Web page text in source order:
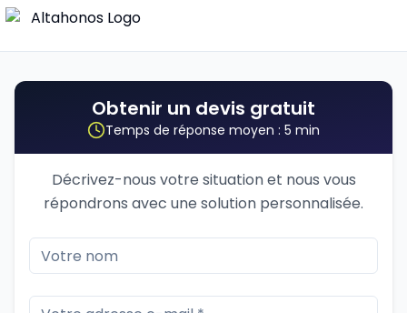
Obtenir un devis gratuit
Temps de réponse moyen : 5 min
Décrivez-nous votre situation et nous vous
répondrons avec une solution personnalisée.